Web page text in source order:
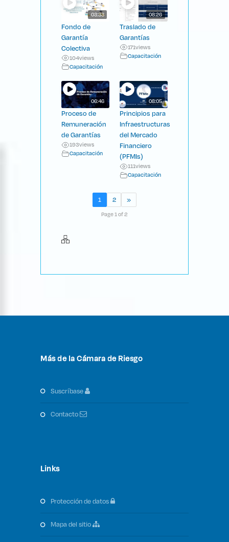
03:33
Fondo de
Garantía
Colectiva
104views
Capacitación
08:26
Traslado de
Garantías
171views
Capacitación
06:46
Proceso de
Remuneración
de Garantías
193views
Capacitación
08:05
Principios para
Infraestructuras
del Mercado
Financiero
(PFMIs)
111views
Capacitación
1 2 »
Page 1 of 2
Más de la Cámara de Riesgo
suscríbase
contacto
Links
protección de datos
mapa del sitio